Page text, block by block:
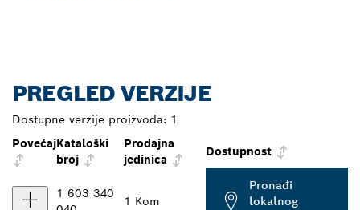
PREGLED VERZIJE
Dostupne verzije proizvoda: 1
PovećajKataloški
broj
Prodajna
jedinica
Dostupnost
1 603 340
1 Kom
Pronađi
lokalnog